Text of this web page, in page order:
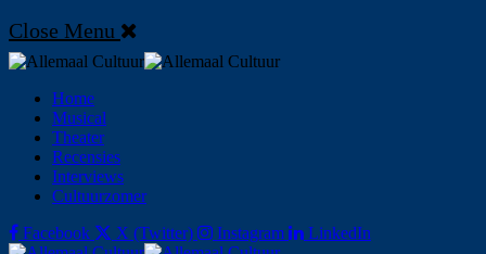
Close Menu
Home
Musical
Theater
Recensies
Interviews
Cultuurzomer
Facebook
X (Twitter) Instagram LinkedIn